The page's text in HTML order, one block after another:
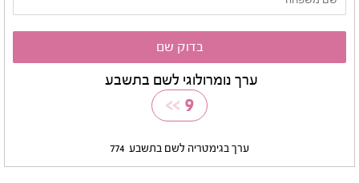
ערך נומרולוגי לשם בתשבע
9
>>
ערך בגימטריה לשם בתשבע 774